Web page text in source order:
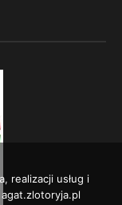
realizacji usług i